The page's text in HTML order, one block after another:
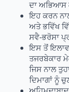
ਦਾ ਅਭਿਆਸ
ਇਹ ਕਰਨ
ਅਤੇ ਭਵਿੱਖ
ਸਵੈ-ਭਰੋਸਾ
ਇਸ ਤੋਂ
ਤਜਰਬੇਕਾਰ
ਜਿਸ ਨਾਲ
ਦਿਮਾਗਾਂ ਨੂੰ